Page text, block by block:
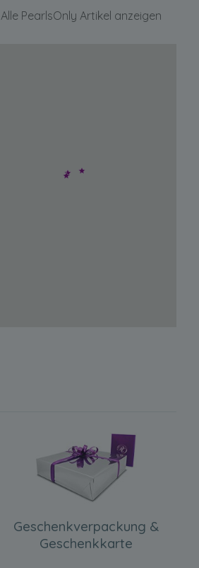
Alle PearlsOnly Artikel anzeigen
Geschenkverpackung &
Geschenkkarte